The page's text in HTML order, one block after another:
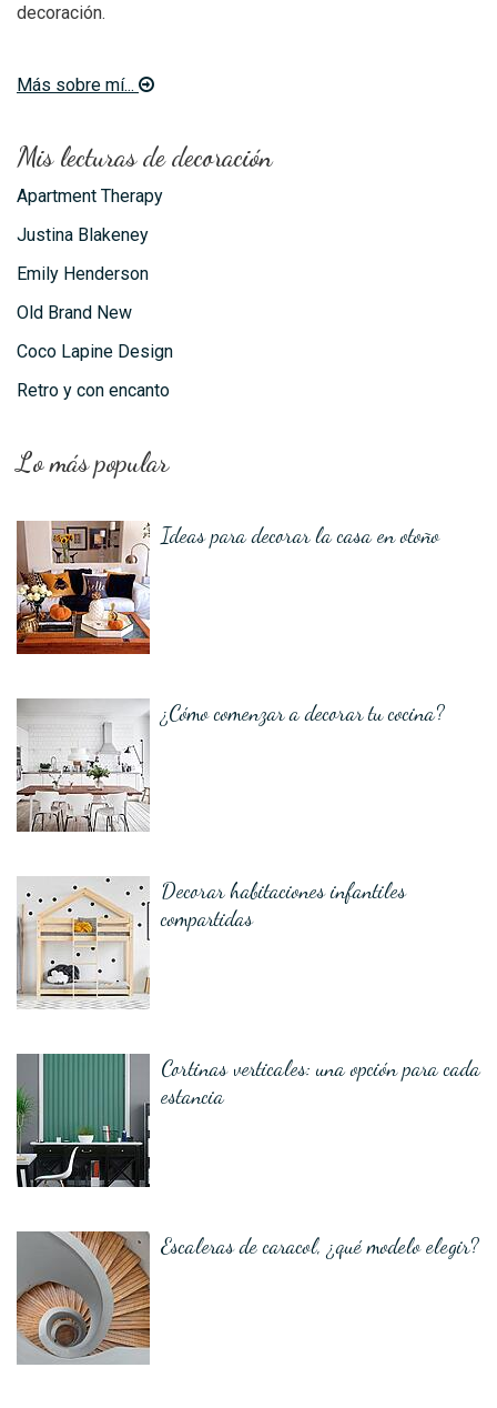
decoración.
Más sobre mí...
Mis lecturas de decoración
Apartment Therapy
Justina Blakeney
Emily Henderson
Old Brand New
Coco Lapine Design
Retro y con encanto
Lo más popular
Ideas para decorar la casa en otoño
¿Cómo comenzar a decorar tu cocina?
Decorar habitaciones infantiles
compartidas
Cortinas verticales: una opción para cada
estancia
Escaleras de caracol, ¿qué modelo elegir?